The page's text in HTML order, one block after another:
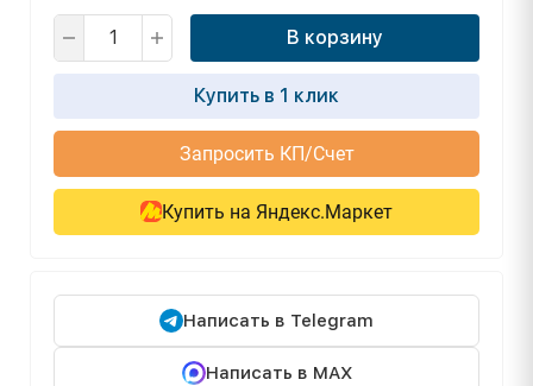
В корзину
Купить в 1 клик
Запросить КП/Счет
Купить на Яндекс.Маркет
Написать в Telegram
Написать в MAX